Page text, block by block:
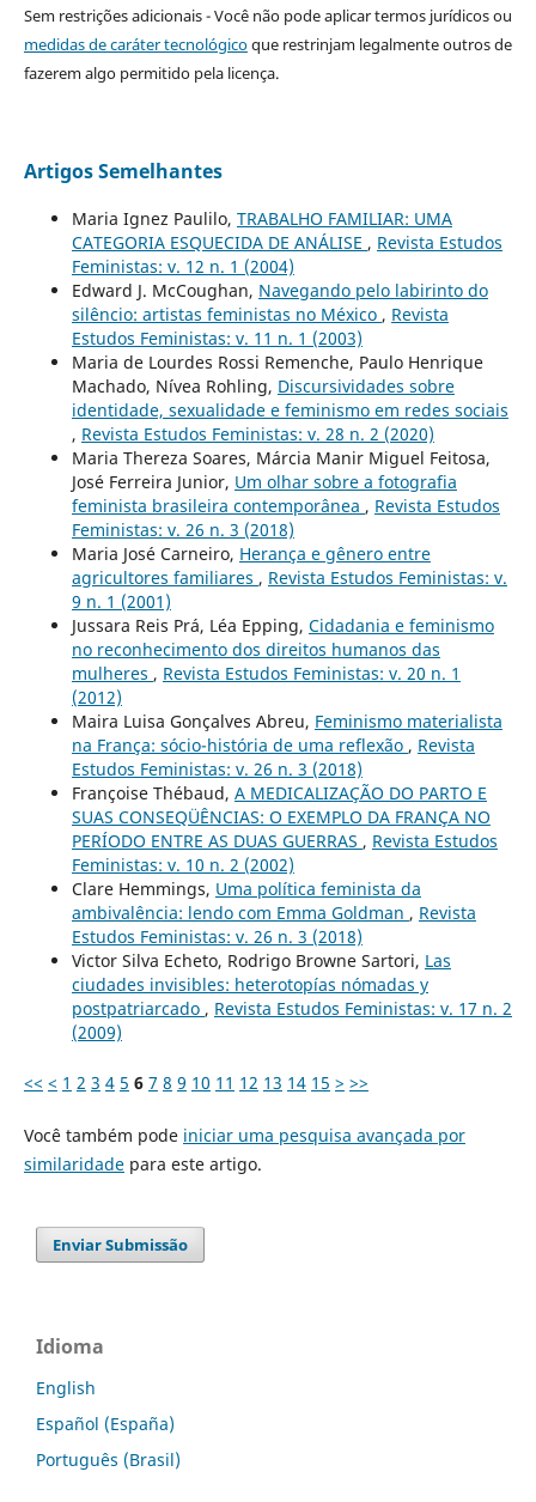
Sem restrições adicionais - Você não pode aplicar termos jurídicos ou
medidas de caráter tecnológicoque restrinjam legalmente outros de
fazerem algo permitido pela licença.
Artigos Semelhantes
Maria Ignez Paulilo, TRABALHO FAMILIAR: UMA
CATEGORIA ESQUECIDA DE ANÁLISE , Revista Estudos
Feministas: v. 12 n. 1 (2004)
Edward J. McCoughan, Navegando pelo labirinto do
silêncio: artistas feministas no México , Revista
Estudos Feministas: v. 11 n. 1 (2003)
Maria de Lourdes Rossi Remenche, Paulo Henrique
Machado, Nívea Rohling, Discursividades sobre
identidade, sexualidade e feminismo em redes sociais
, Revista Estudos Feministas: v. 28 n. 2 (2020)
Maria Thereza Soares, Márcia Manir Miguel Feitosa,
José Ferreira Junior, Um olhar sobre a fotografia
feminista brasileira contemporânea , Revista Estudos
Feministas: v. 26 n. 3 (2018)
Maria José Carneiro, Herança e gênero entre
agricultores familiares , Revista Estudos Feministas: v.
9 n. 1 (2001)
Jussara Reis Prá, Léa Epping, Cidadania e feminismo
no reconhecimento dos direitos humanos das
mulheres , Revista Estudos Feministas: v. 20 n. 1
(2012)
Maira Luisa Gonçalves Abreu, Feminismo materialista
na França: sócio-história de uma reflexão , Revista
Estudos Feministas: v. 26 n. 3 (2018)
Françoise Thébaud, A MEDICALIZAÇÃO DO PARTO E
SUAS CONSEQÜÊNCIAS: O EXEMPLO DA FRANÇA NO
PERÍODO ENTRE AS DUAS GUERRAS , Revista Estudos
Feministas: v. 10 n. 2 (2002)
Clare Hemmings, Uma política feminista da
ambivalência: lendo com Emma Goldman , Revista
Estudos Feministas: v. 26 n. 3 (2018)
Victor Silva Echeto, Rodrigo Browne Sartori, Las
ciudades invisibles: heterotopías nómadas y
postpatriarcado , Revista Estudos Feministas: v. 17 n. 2
(2009)
<< < 1 2 3 4 5 6 7 8 9 10 11 12 13 14 15 > >>
Você também pode iniciar uma pesquisa avançada por
similaridadepara este artigo.
Enviar Submissão
Idioma
English
Español (España)
Português (Brasil)